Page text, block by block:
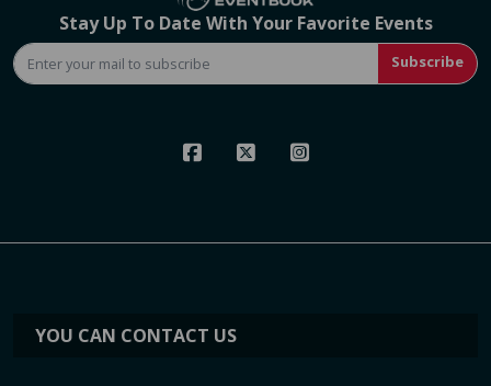
Stay Up To Date With Your Favorite Events
Subscribe
YOU CAN CONTACT US